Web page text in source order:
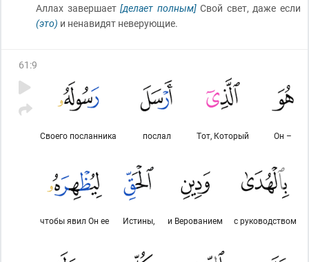
Аллах завершает[делает полным]Свой свет, даже если
(это) и ненавидят неверующие.
61 :9
Он –
Тот, Который
послал
Своего посланника
с руководством
и Верованием
Истины,
чтобы явил Он ее